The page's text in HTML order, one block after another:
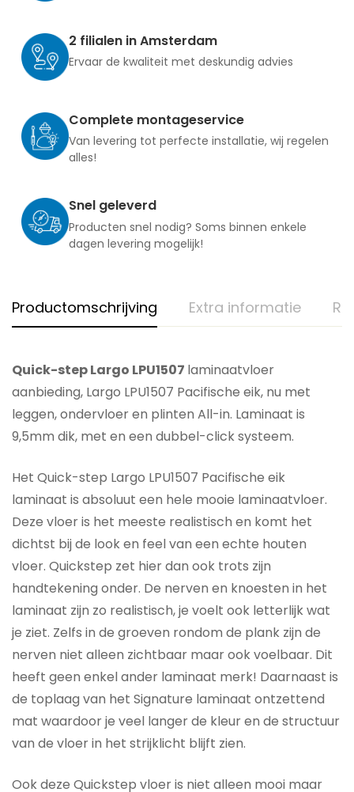
2 filialen in Amsterdam
Ervaar de kwaliteit met deskundig advies
Complete montageservice
Van levering tot perfecte installatie, wij regelen
alles!
Snel geleverd
Producten snel nodig? Soms binnen enkele
dagen levering mogelijk!
Productomschrijving Extra informatie
Quick-step Largo LPU1507 laminaatvloer
aanbieding, Largo LPU1507 Pacifische eik, nu met
leggen, ondervloer en plinten All-in. Laminaat is
9,5mm dik, met en een dubbel-click systeem.
Het Quick-step Largo LPU1507 Pacifische eik
laminaat is absoluut een hele mooie laminaatvloer.
Deze vloer is het meeste realistisch en komt het
dichtst bij de look en feel van een echte houten
vloer. Quickstep zet hier dan ook trots zijn
handtekening onder. De nerven en knoesten in het
laminaat zijn zo realistisch, je voelt ook letterlijk wat
je ziet. Zelfs in de groeven rondom de plank zijn de
nerven niet alleen zichtbaar maar ook voelbaar. Dit
heeft geen enkel ander laminaat merk! Daarnaast is
de toplaag van het Signature laminaat ontzettend
mat waardoor je veel langer de kleur en de structuur
van de vloer in het strijklicht blijft zien.
Ook deze Quickstep vloer is niet alleen mooi maar